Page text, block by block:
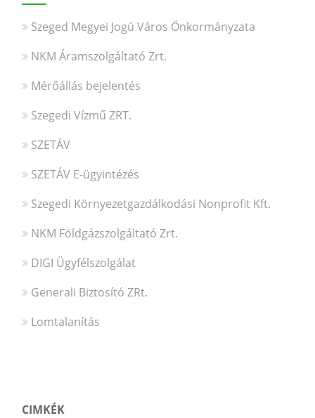
Szeged Megyei Jogú Város Önkormányzata
NKM Áramszolgáltató Zrt.
Mérőállás bejelentés
Szegedi Vízmű ZRT.
SZETÁV
SZETÁV E-ügyintézés
Szegedi Környezetgazdálkodási Nonprofit Kft.
NKM Földgázszolgáltató Zrt.
DIGI Ügyfélszolgálat
Generali Biztosító ZRt.
Lomtalanítás
CIMKÉK